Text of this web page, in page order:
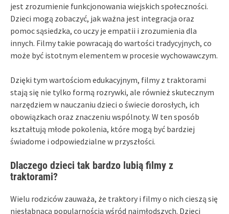
jest zrozumienie funkcjonowania wiejskich społeczności.
Dzieci mogą zobaczyć, jak ważna jest integracja oraz
pomoc sąsiedzka, co uczy je empatii i zrozumienia dla
innych. Filmy takie powracają do wartości tradycyjnych, co
może być istotnym elementem w procesie wychowawczym.
Dzięki tym wartościom edukacyjnym, filmy z traktorami
stają się nie tylko formą rozrywki, ale również skutecznym
narzędziem w nauczaniu dzieci o świecie dorosłych, ich
obowiązkach oraz znaczeniu wspólnoty. W ten sposób
kształtują młode pokolenia, które mogą być bardziej
świadome i odpowiedzialne w przyszłości.
Dlaczego dzieci tak bardzo lubią filmy z
traktorami?
Wielu rodziców zauważa, że traktory i filmy o nich cieszą się
niesłabnącą popularnością wśród najmłodszych. Dzieci